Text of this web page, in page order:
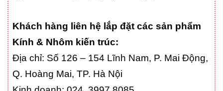
Khách hàng liên hệ lắp đặt các sản phẩm
Kính & Nhôm kiến trúc:
Địa chỉ: Số 126 – 154 Lĩnh Nam, P. Mai Động,
Q. Hoàng Mai, TP. Hà Nội